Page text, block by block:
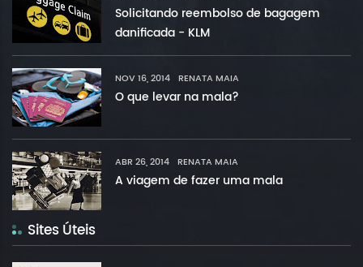
Solicitando reembolso de bagagem
danificada - KLM
NOV 16, 2014 RENATA MAIA
O que levar na mala?
ABR 26, 2014 RENATA MAIA
A viagem de fazer uma mala
Sites Úteis